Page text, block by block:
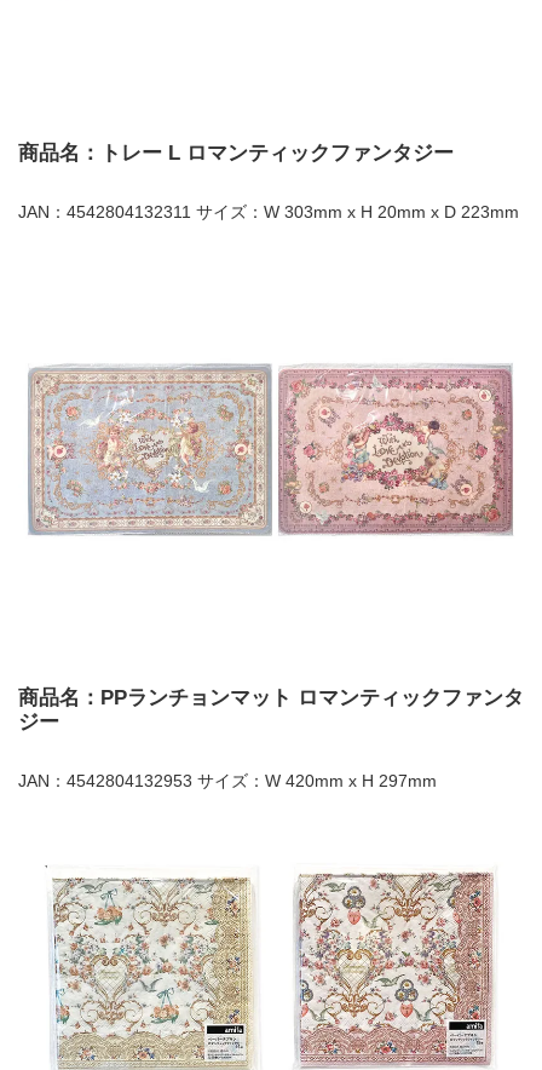
商品名：トレー L ロマンティックファンタジー
JAN：4542804132311 サイズ：W 303mm x H 20mm x D 223mm
商品名：PPランチョンマット ロマンティックファンタ
ジー
JAN：4542804132953 サイズ：W 420mm x H 297mm